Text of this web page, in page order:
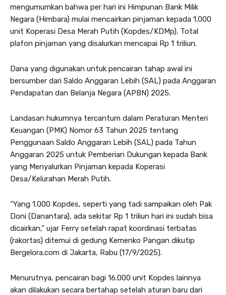
mengumumkan bahwa per hari ini Himpunan Bank Milik
Negara (Himbara) mulai mencairkan pinjaman kepada 1.000
unit Koperasi Desa Merah Putih (Kopdes/KDMp). Total
plafon pinjaman yang disalurkan mencapai Rp 1 triliun.
Dana yang digunakan untuk pencairan tahap awal ini
bersumber dari Saldo Anggaran Lebih (SAL) pada Anggaran
Pendapatan dan Belanja Negara (APBN) 2025.
Landasan hukumnya tercantum dalam Peraturan Menteri
Keuangan (PMK) Nomor 63 Tahun 2025 tentang
Penggunaan Saldo Anggaran Lebih (SAL) pada Tahun
Anggaran 2025 untuk Pemberian Dukungan kepada Bank
yang Menyalurkan Pinjaman kepada Koperasi
Desa/Kelurahan Merah Putih.
“Yang 1.000 Kopdes, seperti yang tadi sampaikan oleh Pak
Doni (Danantara), ada sekitar Rp 1 triliun hari ini sudah bisa
dicairkan,” ujar Ferry setelah rapat koordinasi terbatas
(rakortas) ditemui di gedung Kemenko Pangan dikutip
Bergelora.com di Jakarta, Rabu (17/9/2025).
Menurutnya, pencairan bagi 16.000 unit Kopdes lainnya
akan dilakukan secara bertahap setelah aturan baru dari